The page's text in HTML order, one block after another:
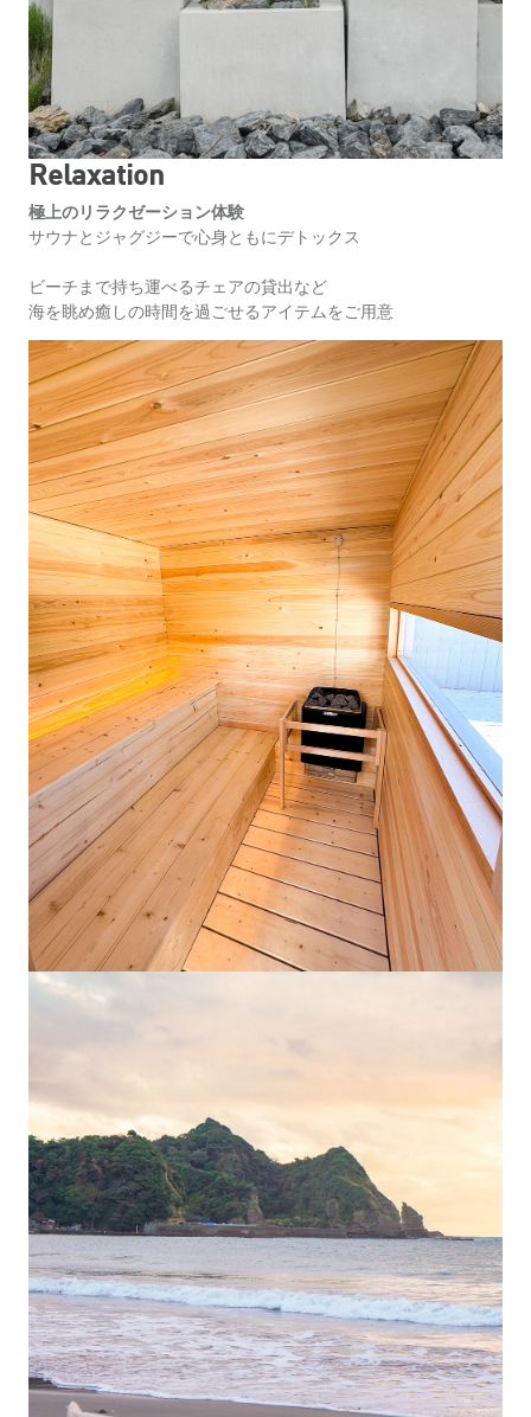
Relaxation
極上のリラクゼーション体験
サウナとジャグジーで心身ともにデトックス
ビーチまで持ち運べるチェアの貸出など
海を眺め癒しの時間を過ごせるアイテムをご用意